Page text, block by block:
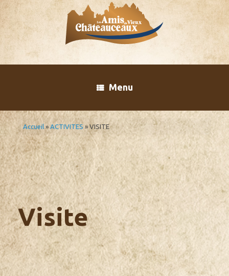
Skip
to
content
Menu
Accueil »ACTIVITES » VISITE
Visite